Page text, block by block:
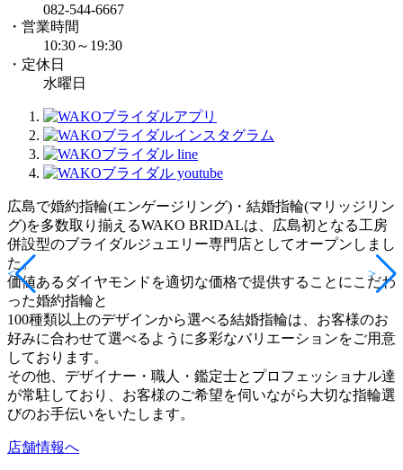
< >
082-544-6667
・営業時間
10:30～19:30
・定休日
水曜日
広島で婚約指輪(エンゲージリング)・結婚指輪(マリッジリン
グ)を多数取り揃えるWAKO BRIDALは、広島初となる工房
併設型のブライダルジュエリー専門店としてオープンしまし
た。
価値あるダイヤモンドを適切な価格で提供することにこだわ
った婚約指輪と
100種類以上のデザインから選べる結婚指輪は、お客様のお
好みに合わせて選べるように多彩なバリエーションをご用意
しております。
その他、デザイナー・職人・鑑定士とプロフェッショナル達
が常駐しており、お客様のご希望を伺いながら大切な指輪選
びのお手伝いをいたします。
店舗情報へ